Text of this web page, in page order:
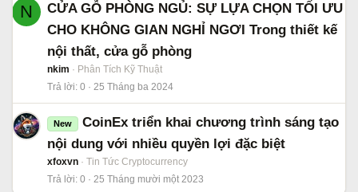
N
CỬA GỖ PHÒNG NGỦ: SỰ LỰA CHỌN TỐI ƯU
CHO KHÔNG GIAN NGHỈ NGƠI Trong thiết kế
nội thất, cửa gỗ phòng
nkim
Phân Tích Kỹ Thuật
Trả lời 0 25 Tháng ba 2024
New
CoinEx triển khai chương trình sáng tạo
nội dung với nhiều quyền lợi đặc biệt
xfoxvn
Tin Tức Cryptocurrency
Trả lời 0 25 Tháng mười một 2023